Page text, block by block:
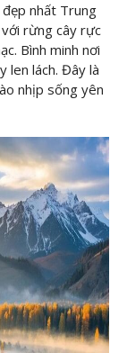
nhất Trung
với rừng cây rực
Bình minh nơi
len lách. Đây là
nhịp sống yên